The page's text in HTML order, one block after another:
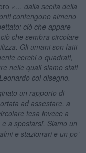
«… dalla scelta della
contengono almeno
ciò che appare
che sembra circolare
Gli umani son fatti
cerchi o quadrati,
nelle quali siamo stati
col disegno.
un rapporto di
ad assestare, a
tesa invece a
a spostarsi. Siamo un
e stazionari e un po’